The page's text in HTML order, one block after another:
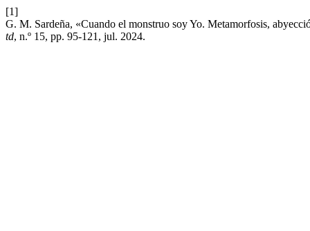
[1]
G. M. Sardeña, «Cuando el monstruo soy Yo. Metamorfosis,
td, n.º 15, pp. 95-121, jul. 2024.